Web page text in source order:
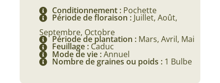
Conditionnement : Pochette
Période de floraison : Juillet, Août,
Septembre, Octobre
Période de plantation : Mars, Avril, Mai
Feuillage : Caduc
Mode de vie :Annuel
Nombre de graines ou poids : 1 Bulbe